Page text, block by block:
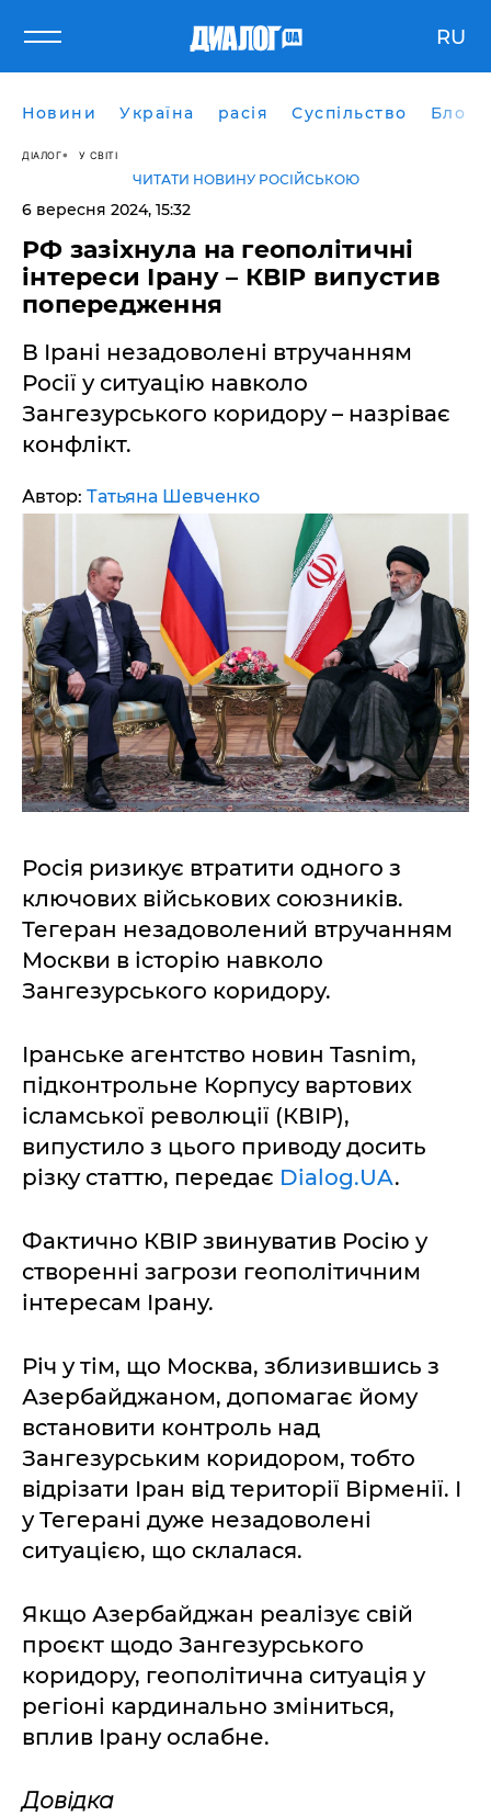
RU
Новини Україна расія Суспільство Блоги
ДІАЛОГ У СВІТІ
ЧИТАТИ НОВИНУ РОСІЙСЬКОЮ
6 вересня 2024, 15:32
РФ зазіхнула на геополітичні
інтереси Ірану – КВІР випустив
попередження
В Ірані незадоволені втручанням
Росії у ситуацію навколо
Зангезурського коридору – назріває
конфлікт.
Автор: Татьяна Шевченко
Росія ризикує втратити одного з
ключових військових союзників.
Тегеран незадоволений втручанням
Москви в історію навколо
Зангезурського коридору.
Іранське агентство новин Tasnim,
підконтрольне Корпусу вартових
ісламської революції (КВІР),
випустило з цього приводу досить
різку статтю, передає Dialog.UA.
Фактично КВІР звинуватив Росію у
створенні загрози геополітичним
інтересам Ірану.
Річ у тім, що Москва, зблизившись з
Азербайджаном, допомагає йому
встановити контроль над
Зангезурським коридором, тобто
відрізати Іран від території Вірменії. І
у Тегерані дуже незадоволені
ситуацією, що склалася.
Якщо Азербайджан реалізує свій
проєкт щодо Зангезурського
коридору, геополітична ситуація у
регіоні кардинально зміниться,
вплив Ірану ослабне.
Довідка